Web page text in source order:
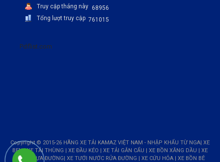
Truy cập tháng này 68956
Tổng lượt truy cập 761015
Pdflist.com
Copyright © 2015-26 HÃNG XE TẢI KAMAZ VIỆT NAM - NHẬP KHẨU TỪ NGA| XE
BEN | XE TẢI THÙNG | XE ĐẦU KÉO | XE TẢI GẮN CẨU | XE BỒN XĂNG DẦU | XE
BỒN NHỰA ĐƯỜNG| XE TƯỚI NƯỚC RỬA ĐƯỜNG | XE CỨU HỎA | XE BỒN BÊ